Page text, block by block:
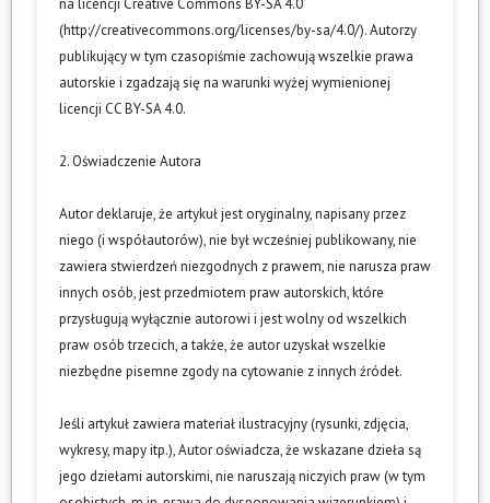
(http://creativecommons.org/licenses/by-sa/4.0/). Autorzy
publikujący w tym czasopiśmie zachowują wszelkie prawa
autorskie i zgadzają się na warunki wyżej wymienionej
licencji CC BY-SA 4.0.
2. Oświadczenie Autora
Autor deklaruje, że artykuł jest oryginalny, napisany przez
niego (i współautorów), nie był wcześniej publikowany, nie
zawiera stwierdzeń niezgodnych z prawem, nie narusza praw
innych osób, jest przedmiotem praw autorskich, które
przysługują wyłącznie autorowi i jest wolny od wszelkich
praw osób trzecich, a także, że autor uzyskał wszelkie
niezbędne pisemne zgody na cytowanie z innych źródeł.
Jeśli artykuł zawiera materiał ilustracyjny (rysunki, zdjęcia,
wykresy, mapy itp.), Autor oświadcza, że wskazane dzieła są
jego dziełami autorskimi, nie naruszają niczyich praw (w tym